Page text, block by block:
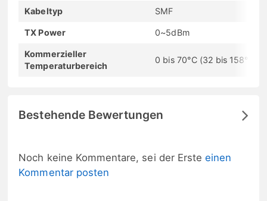
Kabeltyp SMF
TX Power 0~5dBm
Kommerzieller
Temperaturbereich
0 bis 70°C (32 bis 158°F)
Bestehende Bewertungen
Noch keine Kommentare, sei der Ersteeinen
Kommentar posten